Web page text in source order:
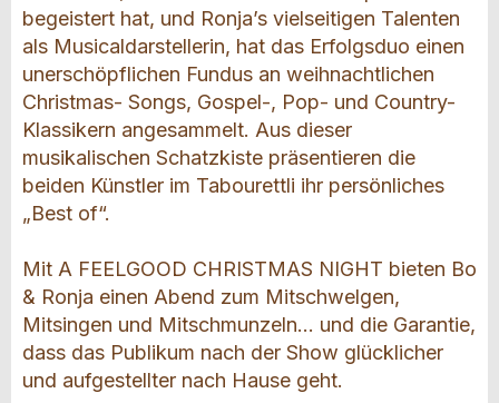
begeistert hat, und Ronja’s vielseitigen Talenten
als Musicaldarstellerin, hat das Erfolgsduo einen
unerschöpflichen Fundus an weihnachtlichen
Christmas- Songs, Gospel-, Pop- und Country-
Klassikern angesammelt. Aus dieser
musikalischen Schatzkiste präsentieren die
beiden Künstler im Tabourettli ihr persönliches
„Best of“.
Mit A FEELGOOD CHRISTMAS NIGHT bieten Bo
& Ronja einen Abend zum Mitschwelgen,
Mitsingen und Mitschmunzeln… und die Garantie,
dass das Publikum nach der Show glücklicher
und aufgestellter nach Hause geht.